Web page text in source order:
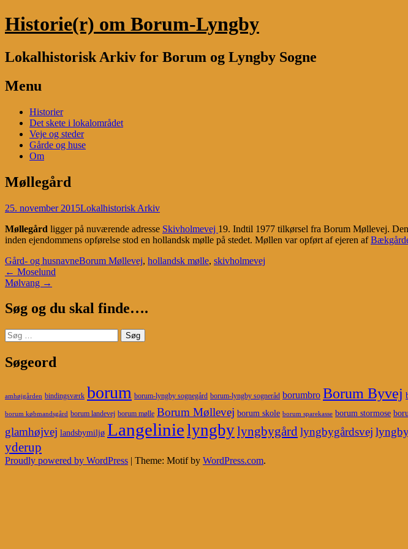
Historie(r) om Borum-Lyngby
Lokalhistorisk Arkiv for Borum og Lyngby Sogne
Menu
Skip
content
Historier
Det skete i lokalområdet
Veje og steder
Gårde og huse
Om
Møllegård
25. november 2015Lokalhistorisk Arkiv
Møllegård ligger på nuværende adresse Skivholmevej 19. Indtil 1977 tilkørsel fra Borum Møllevej.
inden ejendommens opførelse stod en hollandsk mølle på stedet. Møllen var opført af ejeren af
Gård- og husnavneBorum Møllevej, hollandsk mølle, skivholmevej
Post
navigation
← Moselund
Mølvang →
Søg og du skal finde….
Søg
efter:
Søgeord
amhøjgården bindingsværk borum borum-lyngby sognegård borum-lyngby sogneråd borumbro Borum Byvej
borum købmandsgård borum landevej borum mølle Borum Møllevej borum skole borum sparekasse borum stormose
glamhøjvej landsbymiljø Langelinielyngbylyngbygårdlyngbygårdsvej
yderup
Proudly powered by WordPress | Theme: Motif by WordPress.com.